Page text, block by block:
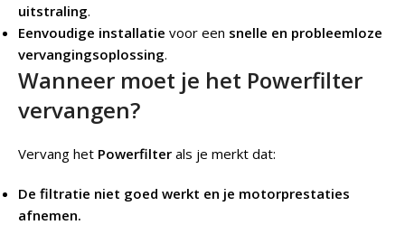
uitstraling.
Eenvoudige installatie voor een snelle en probleemloze
vervangingsoplossing.
Wanneer moet je het Powerfilter
vervangen?
Vervang het Powerfilter als je merkt dat:
De filtratie niet goed werkt en je motorprestaties
afnemen.